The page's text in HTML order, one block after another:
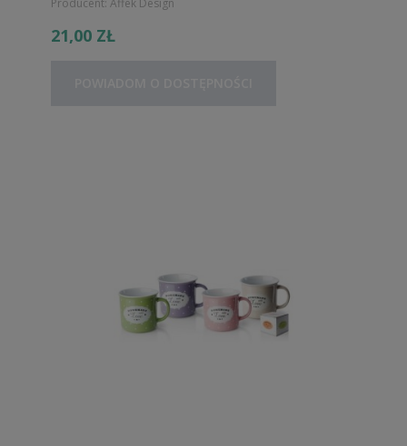
Producent: Affek Design
21,00 ZŁ